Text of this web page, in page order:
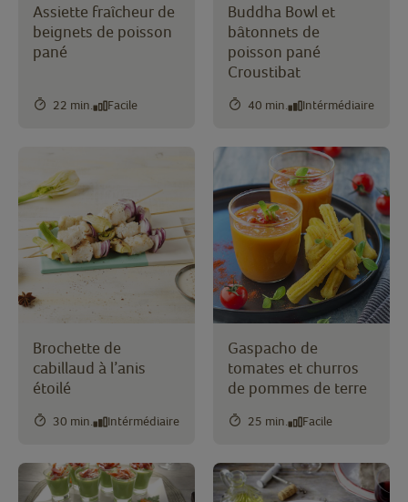
Assiette fraîcheur de
beignets de poisson
pané
22 min. Facile
Buddha Bowl et
bâtonnets de
poisson pané
Croustibat
40 min. Intérmédiaire
Brochette de
cabillaud à l’anis
étoilé
30 min. Intérmédiaire
Gaspacho de
tomates et churros
de pommes de terre
25 min. Facile